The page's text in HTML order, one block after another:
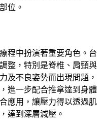
位。
程中扮演著重要角色。台
整，特別是脊椎、肩頸與
及不良姿勢而出現問題，
進一步配合推拿達到身體
應用，讓壓力得以透過肌
達到深層減壓。